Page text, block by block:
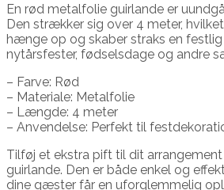
En rød metalfolie guirlande er
Den strækker sig over 4 meter,
hænge op og skaber straks en
nytårsfester, fødselsdage og andre
– Farve: Rød
– Materiale: Metalfolie
– Længde: 4 meter
– Anvendelse: Perfekt til
Tilføj et ekstra pift til dit
guirlande. Den er både enkel og
dine gæster får en uforglemmelig